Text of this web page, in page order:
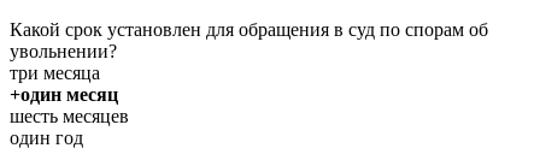
Какой срок установлен для обращения в суд по спорам об
увольнении?
три месяца
+один месяц
шесть месяцев
один год